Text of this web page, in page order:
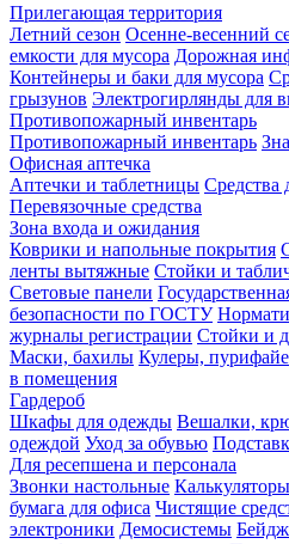
Прилегающая территория
Летний сезон Осенне-весенний
емкости для мусора Дорожная
Контейнеры и баки для мусора
грызунов Электрогирлянды для
Противопожарный инвентарь
Противопожарный инвентарь
Офисная аптечка
Аптечки и таблетницы Средства
Перевязочные средства
Зона входа и ожидания
Коврики и напольные покрытия
ленты вытяжные Стойки и
Световые панели
безопасности по ГОСТУ
журналы регистрации Стойки и
Маски, бахилы Кулеры,
в помещения
Гардероб
Шкафы для одежды Вешалки,
одеждой Уход за обувью
Для ресепшена и персонала
Звонки настольные
бумага для офиса Чистящие
электроники Демосистемы